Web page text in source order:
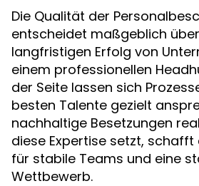
Die Qualität der
entscheidet maßgeblich
langfristigen Erfolg von
einem professionellen
der Seite lassen sich
besten Talente gezielt
nachhaltige Besetzungen
diese Expertise setzt,
für stabile Teams und eine
Wettbewerb.